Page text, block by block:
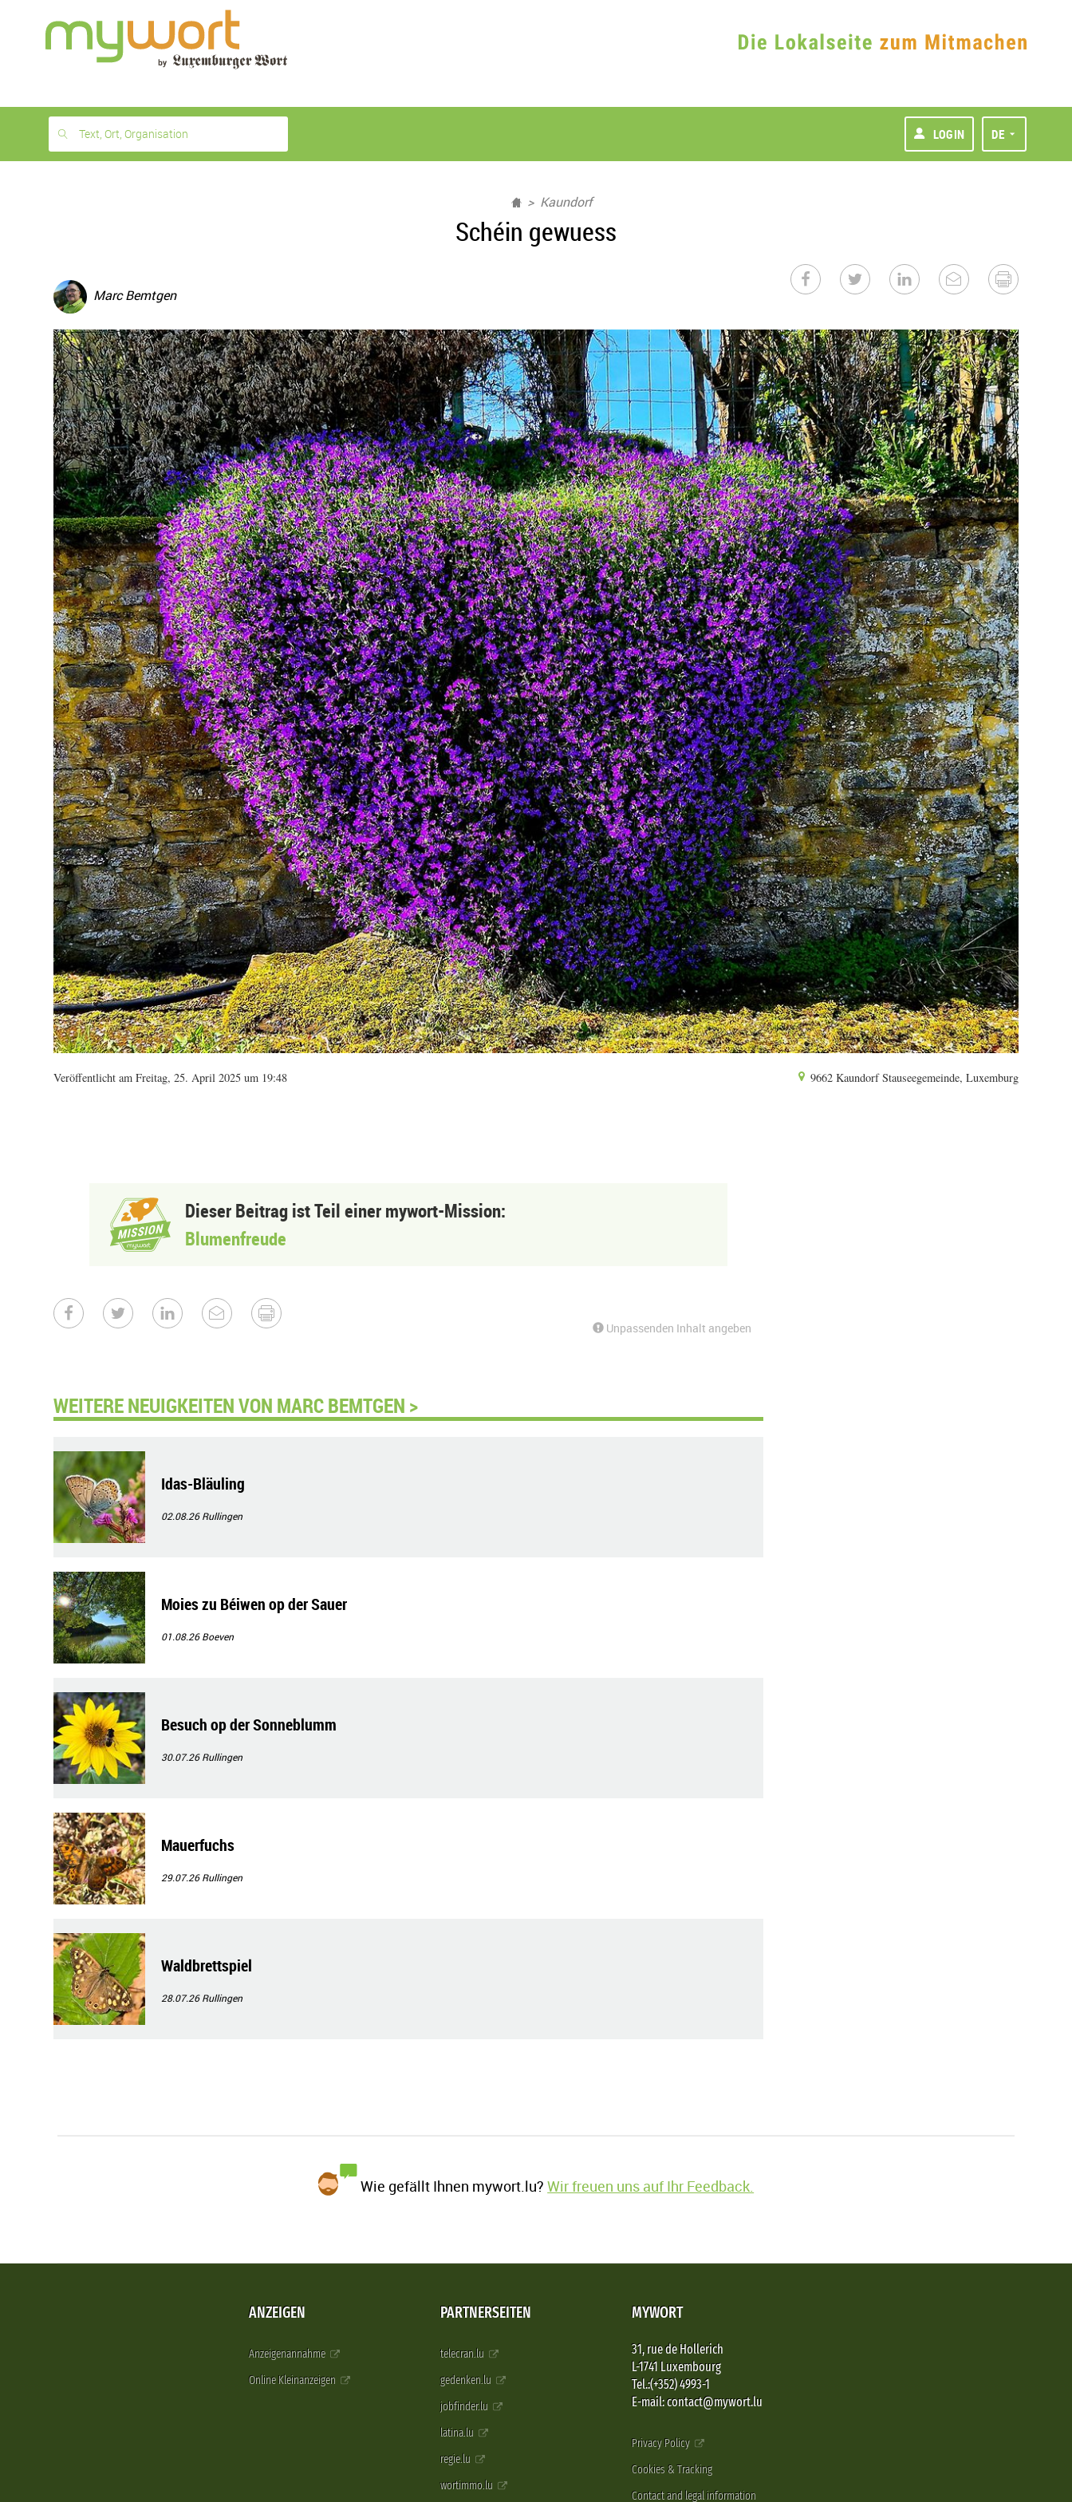
month
free
Text, Ort, Organisation LOGIN DE
Kaundorf
Schéin gewuess
Marc Bemtgen
Veröffentlicht am Freitag, 25. April 2025 um 19:48 9662 Kaundorf Stauseegemeinde, Luxemburg
Dieser Beitrag ist Teil einer mywort-Mission:
Blumenfreude
Unpassenden Inhalt angeben
WEITERE NEUIGKEITEN VON MARC BEMTGEN >
Idas-Bläuling
02.08.26Rullingen
Moies zu Béiwen op der Sauer
01.08.26Boeven
Besuch op der Sonneblumm
30.07.26Rullingen
Mauerfuchs
29.07.26Rullingen
Waldbrettspiel
28.07.26Rullingen
Wie gefällt Ihnen mywort.lu?Wir freuen uns auf Ihr Feedback.
ANZEIGEN
Anzeigenannahme
Online Kleinanzeigen
PARTNERSEITEN
telecran.lu
gedenken.lu
jobfinder.lu
latina.lu
regie.lu
wortimmo.lu
MYWORT
31, rue de Hollerich
L-1741 Luxembourg
Tel.:(+352) 4993-1
E-mail: contact@mywort.lu
Privacy Policy
Cookies & Tracking
Contact and legal information